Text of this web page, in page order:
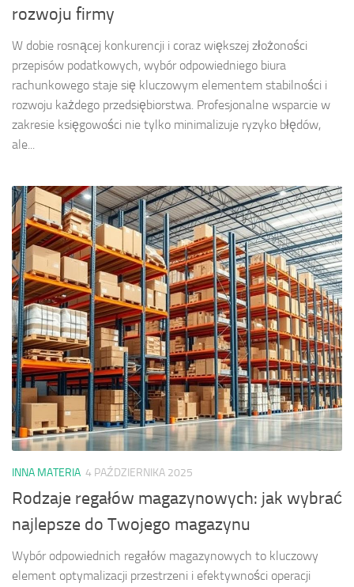
rozwoju firmy
W dobie rosnącej konkurencji i coraz większej złożoności
przepisów podatkowych, wybór odpowiedniego biura
rachunkowego staje się kluczowym elementem stabilności i
rozwoju każdego przedsiębiorstwa. Profesjonalne wsparcie w
zakresie księgowości nie tylko minimalizuje ryzyko błędów,
ale...
INNA MATERIA 4 PAŹDZIERNIKA 2025
Rodzaje regałów magazynowych: jak wybrać
najlepsze do Twojego magazynu
Wybór odpowiednich regałów magazynowych to kluczowy
element optymalizacji przestrzeni i efektywności operacji